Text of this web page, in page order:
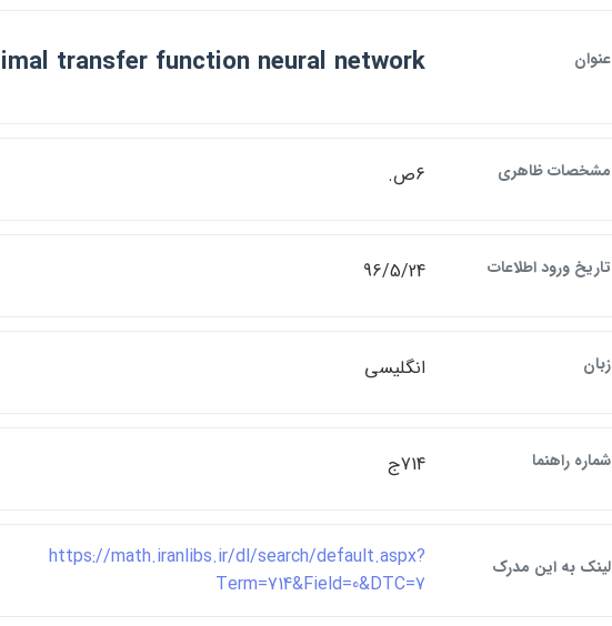
عنوان transfer function neural network
مشخصات ظاهري 6ص.
تاريخ ورود اطلاعات 96/5/24
زبان انگليسي
شماره راهنما 714ج
لينک به اين مدرک
https://math.iranlibs.ir/dl/search/default.aspx?
Term=714&Field=0&DTC=7